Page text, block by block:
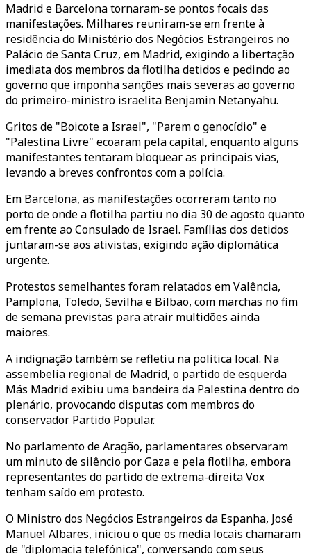
Madrid e Barcelona tornaram-se pontos focais das
manifestações. Milhares reuniram-se em frente à
residência do Ministério dos Negócios Estrangeiros no
Palácio de Santa Cruz, em Madrid, exigindo a libertação
imediata dos membros da flotilha detidos e pedindo ao
governo que imponha sanções mais severas ao governo
do primeiro-ministro israelita Benjamin Netanyahu.
Gritos de "Boicote a Israel", "Parem o genocídio" e
"Palestina Livre" ecoaram pela capital, enquanto alguns
manifestantes tentaram bloquear as principais vias,
levando a breves confrontos com a polícia.
Em Barcelona, as manifestações ocorreram tanto no
porto de onde a flotilha partiu no dia 30 de agosto quanto
em frente ao Consulado de Israel. Famílias dos detidos
juntaram-se aos ativistas, exigindo ação diplomática
urgente.
Protestos semelhantes foram relatados em Valência,
Pamplona, Toledo, Sevilha e Bilbao, com marchas no fim
de semana previstas para atrair multidões ainda
maiores.
A indignação também se refletiu na política local. Na
assembelia regional de Madrid, o partido de esquerda
Más Madrid exibiu uma bandeira da Palestina dentro do
plenário, provocando disputas com membros do
conservador Partido Popular.
No parlamento de Aragão, parlamentares observaram
um minuto de silêncio por Gaza e pela flotilha, embora
representantes do partido de extrema-direita Vox
tenham saído em protesto.
O Ministro dos Negócios Estrangeiros da Espanha, José
Manuel Albares, iniciou o que os media locais chamaram
de "diplomacia telefónica", conversando com seus